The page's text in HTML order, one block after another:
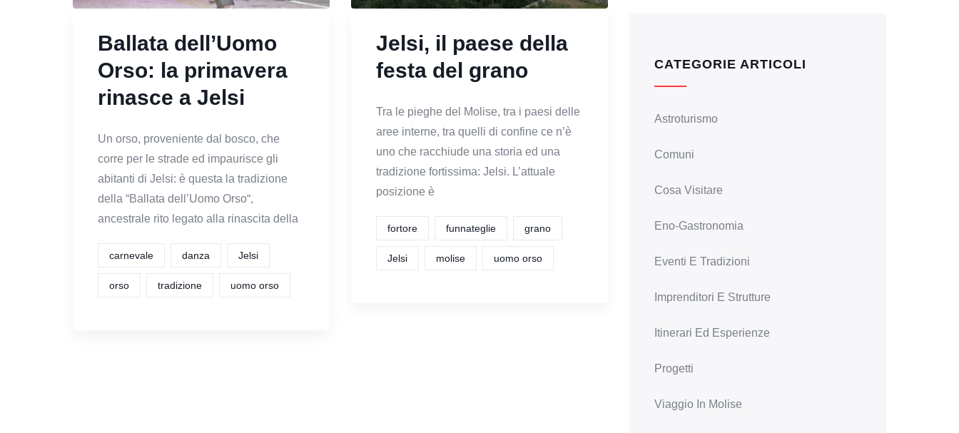
Ballata dell’Uomo
Orso: la primavera
rinasce a Jelsi
Un orso, proveniente dal bosco, che
corre per le strade ed impaurisce gli
abitanti di Jelsi: è questa la tradizione
della “Ballata dell’Uomo Orso“,
ancestrale rito legato alla rinascita della
carnevale danza Jelsi
orso tradizione uomo orso
Jelsi, il paese della
festa del grano
Tra le pieghe del Molise, tra i paesi delle
aree interne, tra quelli di confine ce n’è
uno che racchiude una storia ed una
tradizione fortissima: Jelsi. L’attuale
posizione è
fortore funnateglie grano
Jelsi molise uomo orso
CATEGORIE ARTICOLI
Astroturismo
Comuni
Cosa Visitare
Eno-Gastronomia
Eventi E Tradizioni
Imprenditori E Strutture
Itinerari Ed Esperienze
Progetti
Viaggio In Molise